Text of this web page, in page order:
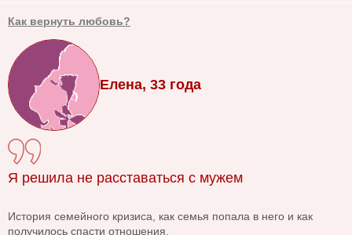
Как вернуть любовь?
Елена, 33 года
Я решила не расставаться с мужем
История семейного кризиса, как семья попала в него и как
получилось спасти отношения.